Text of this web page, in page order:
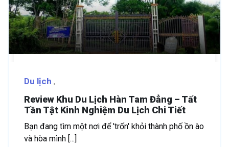
Du lịch
Review Khu Du Lịch Hàn Tam Đẳng – Tất
Tần Tật Kinh Nghiệm Du Lịch Chi Tiết
Bạn đang tìm một nơi để 'trốn' khỏi thành phố ồn ào
và hòa mình [...]